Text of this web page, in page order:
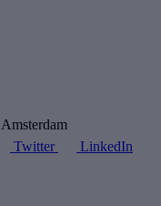
Amsterdam
Twitter LinkedIn